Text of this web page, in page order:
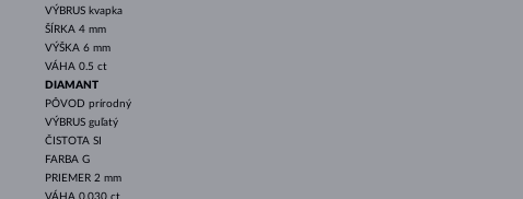
VÝBRUS kvapka
ŠÍRKA 4 mm
VÝŠKA 6 mm
VÁHA 0.5 ct
DIAMANT
PÔVOD prírodný
VÝBRUS guľatý
ČISTOTA SI
FARBA G
PRIEMER 2 mm
VÁHA 0.030 ct